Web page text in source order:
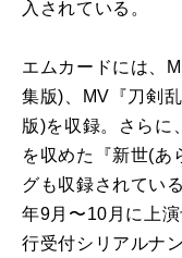
入されている。
エムカードには、
集版)、MV『刀剣
版)を収録。さらに
を収めた『新世(あ
グも収録されてい
年9月〜10月に上
行受付シリアルナ